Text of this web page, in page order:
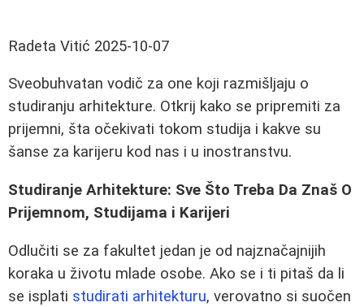
Radeta Vitić 2025-10-07
Sveobuhvatan vodič za one koji razmišljaju o
studiranju arhitekture. Otkrij kako se pripremiti za
prijemni, šta očekivati tokom studija i kakve su
šanse za karijeru kod nas i u inostranstvu.
Studiranje Arhitekture: Sve Što Treba Da Znaš O
Prijemnom, Studijama i Karijeri
Odlučiti se za fakultet jedan je od najznačajnijih
koraka u životu mlade osobe. Ako se i ti pitaš da li
se isplati studirati arhitekturu, verovatno si suočen